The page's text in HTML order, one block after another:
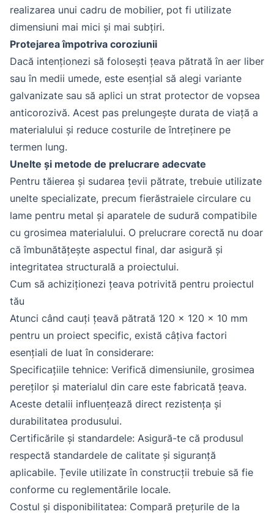
realizarea unui cadru de mobilier, pot fi utilizate
dimensiuni mai mici și mai subțiri.
Protejarea împotriva coroziunii
Dacă intenționezi să folosești țeava pătrată în aer liber
sau în medii umede, este esențial să alegi variante
galvanizate sau să aplici un strat protector de vopsea
anticorozivă. Acest pas prelungește durata de viață a
materialului și reduce costurile de întreținere pe
termen lung.
Unelte și metode de prelucrare adecvate
Pentru tăierea și sudarea țevii pătrate, trebuie utilizate
unelte specializate, precum fierăstraiele circulare cu
lame pentru metal și aparatele de sudură compatibile
cu grosimea materialului. O prelucrare corectă nu doar
că îmbunătățește aspectul final, dar asigură și
integritatea structurală a proiectului.
Cum să achiziționezi țeava potrivită pentru proiectul
tău
Atunci când cauți țeavă pătrată 120 x 120 x 10 mm
pentru un proiect specific, există câțiva factori
esențiali de luat în considerare:
Specificațiile tehnice: Verifică dimensiunile, grosimea
pereților și materialul din care este fabricată țeava.
Aceste detalii influențează direct rezistența și
durabilitatea produsului.
Certificările și standardele: Asigură-te că produsul
respectă standardele de calitate și siguranță
aplicabile. Țevile utilizate în construcții trebuie să fie
conforme cu reglementările locale.
Costul și disponibilitatea: Compară prețurile de la